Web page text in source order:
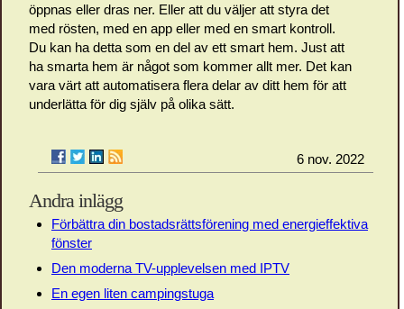
öppnas eller dras ner. Eller att du väljer att styra det
med rösten, med en app eller med en smart kontroll.
Du kan ha detta som en del av ett smart hem. Just att
ha smarta hem är något som kommer allt mer. Det kan
vara värt att automatisera flera delar av ditt hem för att
underlätta för dig själv på olika sätt.
6 nov. 2022
Andra inlägg
Förbättra din bostadsrättsförening med energieffektiva
fönster
Den moderna TV-upplevelsen med IPTV
En egen liten campingstuga